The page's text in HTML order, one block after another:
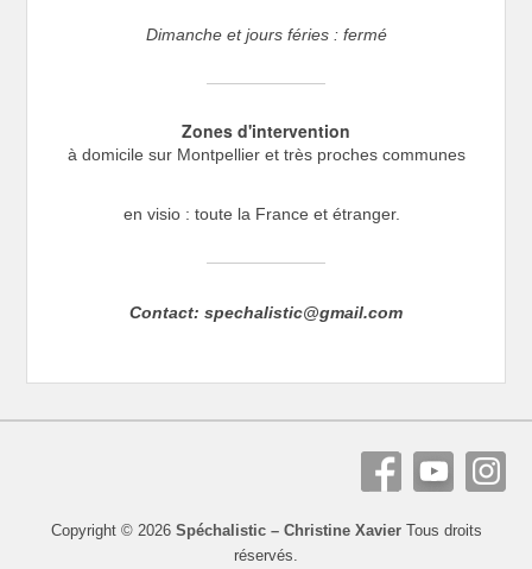
Dimanche et jours féries : fermé
Zones d'intervention
à domicile sur Montpellier et très proches communes
en visio : toute la France et étranger.
Contact: spechalistic@gmail.com
Copyright © 2026 Spéchalistic – Christine XavierTous droits
réservés.